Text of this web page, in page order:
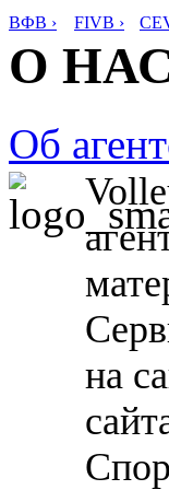
ВФВ › FIVB ›
О
Об
на